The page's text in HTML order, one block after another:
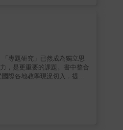
，是更重要的課題。書中整合
的執行方案與核心價值。最